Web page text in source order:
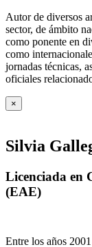
Autor de diversos
sector, de ámbito
como ponente en
como
jornadas técnicas,
oficiales
×
Silvia
Licenciada en
(EAE)
Entre los años